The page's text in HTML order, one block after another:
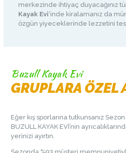
merkezinde ihtiyaç duyacağınız
Kayak Evi‘inde kiralamanız da
özgün yiyeceklerinde lezzetini
Buzull Kayak Evi
GRUPLARA ÖZEL
Eğer kış sporlarına tutkunsanız
BUZULL KAYAK EVİ’nin
yerinizi ayırtın.